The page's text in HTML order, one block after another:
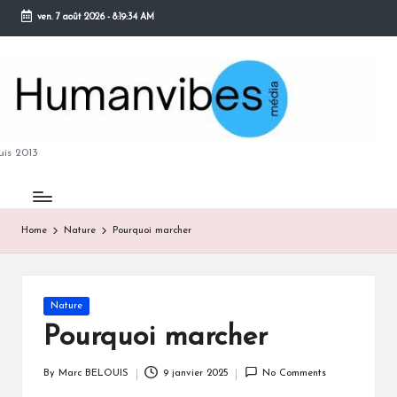
Skip
content
ven. 7 août 2026- 8:19:35 AM
2013
Home Nature Pourquoi marcher
Posted
in
Nature
Pourquoi marcher
By Marc BELOUIS 9 janvier 2025 No Comments